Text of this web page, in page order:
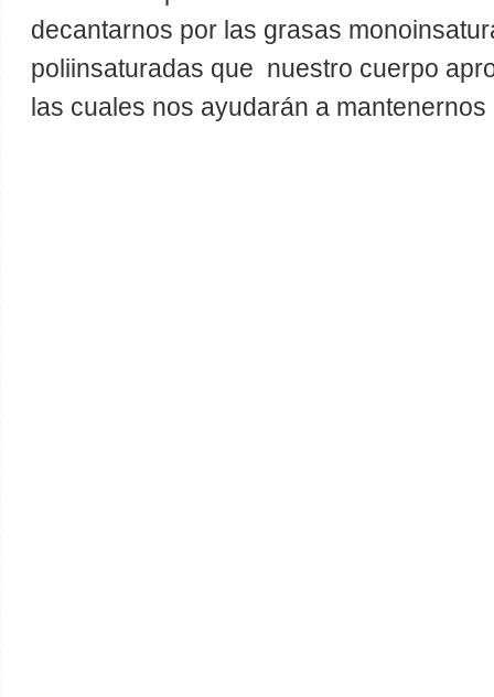
decantarnos por las grasas
poliinsaturadas que nuestro cuerpo
las cuales nos ayudarán a